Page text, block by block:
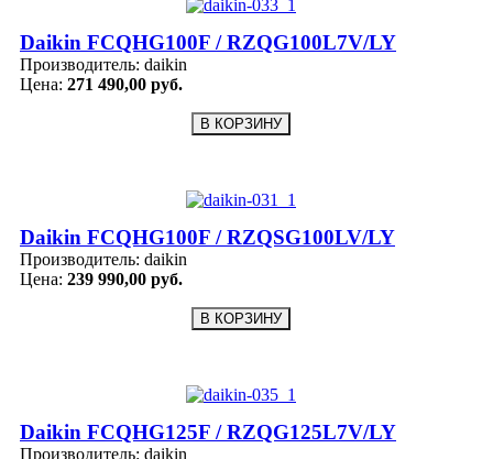
Daikin FCQHG100F / RZQG100L7V/LY
Производитель: daikin
Цена: 271 490,00 руб.
Daikin FCQHG100F / RZQSG100LV/LY
Производитель: daikin
Цена: 239 990,00 руб.
Daikin FCQHG125F / RZQG125L7V/LY
Производитель: daikin